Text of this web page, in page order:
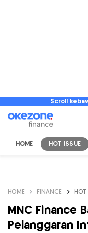
Scroll
HOME HOT ISSUE
HOME FINANCE HOT
MNC Finance
Pelanggaran